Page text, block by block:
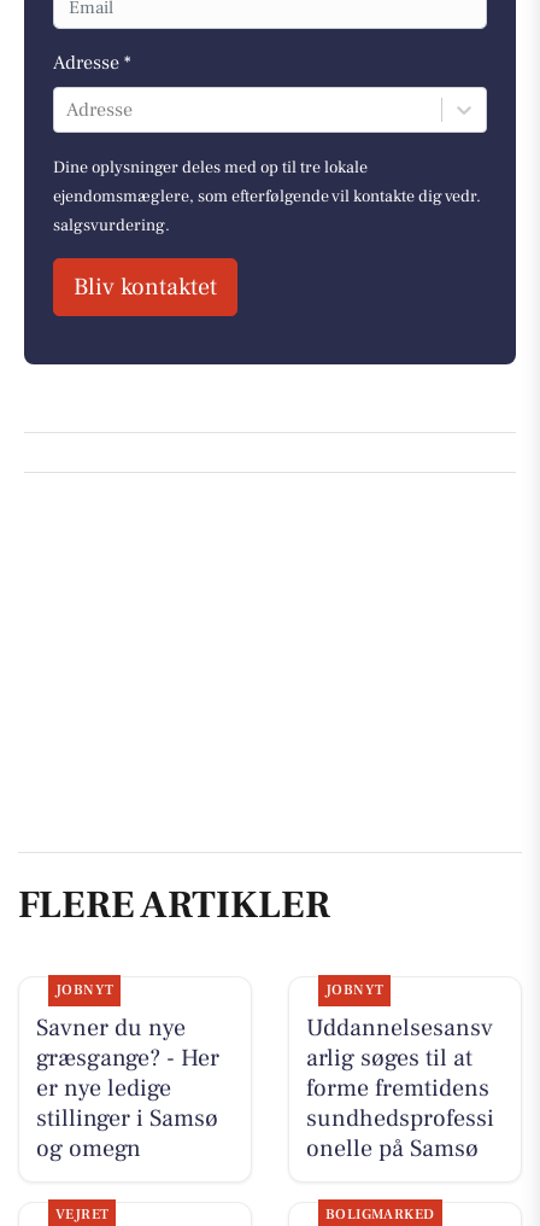
Adresse *
Adresse
Dine oplysninger deles med op til tre lokale
ejendomsmæglere, som efterfølgende vil kontakte dig vedr.
salgsvurdering.
Bliv kontaktet
FLERE ARTIKLER
JOBNYT
Savner du nye
græsgange? - Her
er nye ledige
stillinger i Samsø
og omegn
JOBNYT
Uddannelsesansv
arlig søges til at
forme fremtidens
sundhedsprofessi
onelle på Samsø
VEJRET BOLIGMARKED